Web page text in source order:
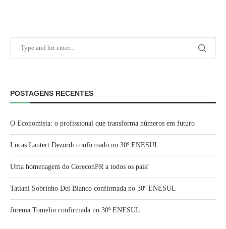
POSTAGENS RECENTES
O Economista: o profissional que transforma números em futuro
Lucas Lautert Dezordi confirmado no 30º ENESUL
Uma homenagem do CoreconPR a todos os pais!
Tatiani Sobrinho Del Bianco confirmada no 30º ENESUL
Jurema Tomelin confirmada no 30º ENESUL